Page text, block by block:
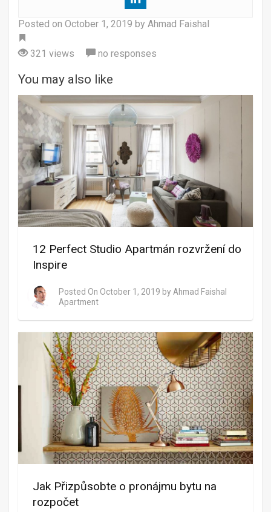
Posted on October 1, 2019 by Ahmad Faishal
321 views
no responses
You may also like
12 Perfect Studio Apartmán rozvržení do
Inspire
Posted On October 1, 2019 by Ahmad Faishal
Apartment
Jak Přizpůsobte o pronájmu bytu na
rozpočet